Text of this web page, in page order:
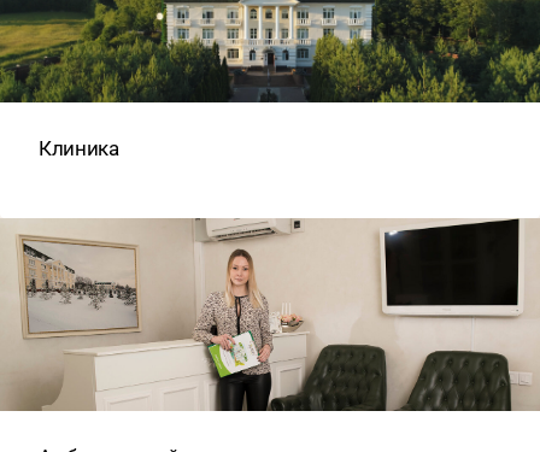
Клиника